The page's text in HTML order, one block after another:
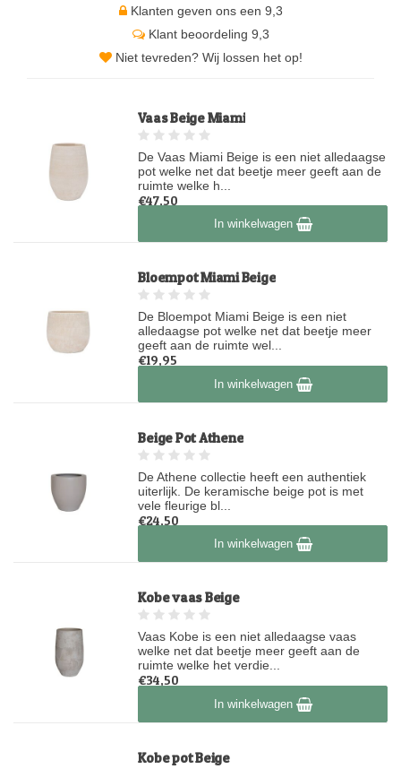
Klanten geven ons een 9,3
Klant beoordeling 9,3
Niet tevreden? Wij lossen het op!
Vaas Beige Miami
De Vaas Miami Beige is een niet alledaagse
pot welke net dat beetje meer geeft aan de
ruimte welke h...
€47,50
Op voorraadIn winkelwagen
Bloempot Miami Beige
De Bloempot Miami Beige is een niet
alledaagse pot welke net dat beetje meer
geeft aan de ruimte wel...
€19,95
Op voorraadIn winkelwagen
Beige Pot Athene
De Athene collectie heeft een authentiek
uiterlijk. De keramische beige pot is met
vele fleurige bl...
€24,50
Op voorraadIn winkelwagen
Kobe vaas Beige
Vaas Kobe is een niet alledaagse vaas
welke net dat beetje meer geeft aan de
ruimte welke het verdie...
€34,50
Op voorraadIn winkelwagen
Kobe pot Beige